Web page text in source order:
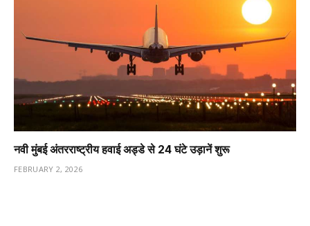
नवी मुंबई अंतरराष्ट्रीय हवाई अड्डे से 24 घंटे उड़ानें शुरू
FEBRUARY 2, 2026